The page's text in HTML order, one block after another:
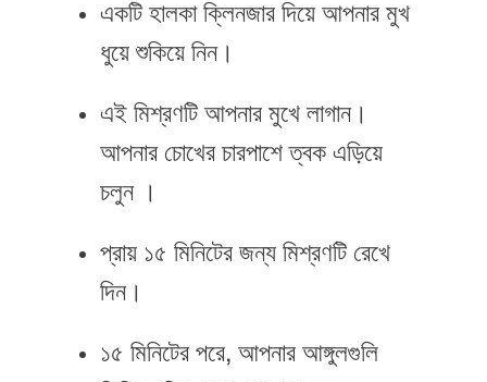
একটি হালকা ক্লিনজার দিয়ে আপনার মুখ
ধুয়ে শুকিয়ে নিন।
এই মিশ্রণটি আপনার মুখে লাগান।
আপনার চোখের চারপাশে ত্বক এড়িয়ে
চলুন ।
প্রায় ১৫ মিনিটের জন্য মিশ্রণটি রেখে
দিন।
১৫ মিনিটের পরে, আপনার আঙ্গুলগুলি